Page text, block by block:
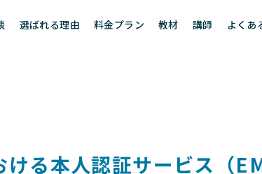
選ばれる理由 料金プラン 教材 講師 よくあ
る本人認証サービス（